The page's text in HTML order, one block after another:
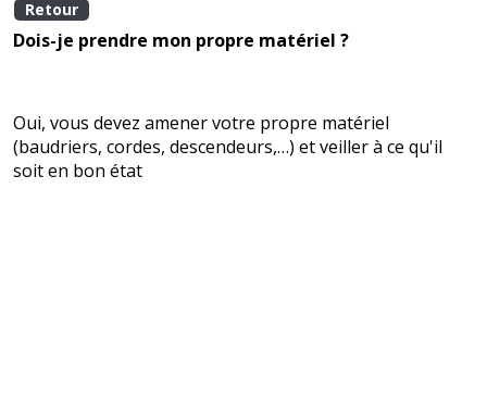
Retour
Dois-je prendre mon propre matériel ?
Oui, vous devez amener votre propre matériel
(baudriers, cordes, descendeurs,…) et veiller à ce qu'il
soit en bon état